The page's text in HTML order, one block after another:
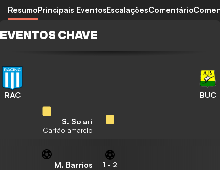
ResumoPrincipais EventosEscalaçõesComentário
EVENTOS CHAVE
RAC BUC
S. Solari
Cartão amarelo
M. Barrios 1 - 2